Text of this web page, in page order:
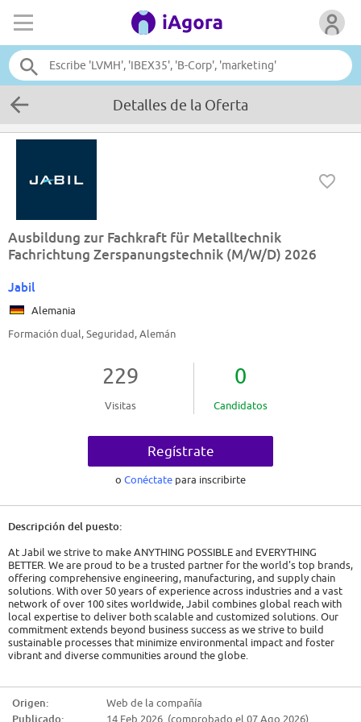
Detalles de la Oferta
Ausbildung zur Fachkraft für Metalltechnik
Fachrichtung Zerspanungstechnik (M/W/D) 2026
Jabil
Alemania
Formación dual, Seguridad, Alemán
229
Visitas
0
Candidatos
Regístrate
o Conéctate para inscribirte
Descripción del puesto:
At Jabil we strive to make ANYTHING POSSIBLE and EVERYTHING
BETTER. We are proud to be a trusted partner for the world's top brands,
offering comprehensive engineering, manufacturing, and supply chain
solutions. With over 50 years of experience across industries and a vast
network of over 100 sites worldwide, Jabil combines global reach with
local expertise to deliver both scalable and customized solutions. Our
commitment extends beyond business success as we strive to build
sustainable processes that minimize environmental impact and foster
vibrant and diverse communities around the globe.
Eine Ausbildung bei Jabil - eine Ausbildung mit Gewinn für Deine Zukunft!
Origen:
Web de la compañía
Publicado:
14 Feb 2026 (comprobado el 07 Ago 2026)